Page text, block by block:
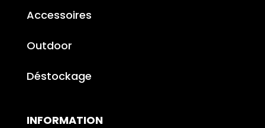
Accessoires
Outdoor
Déstockage
INFORMATION